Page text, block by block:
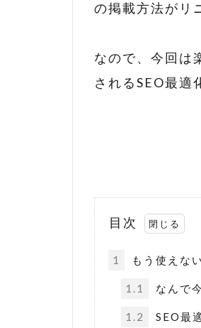
の掲載方法がリ
なので、今回は
されるSEO最適
目次
1 もう使えな
1.1 なんで
1.2 SEO最